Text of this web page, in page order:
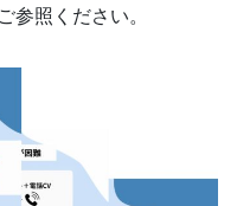
参照ください。